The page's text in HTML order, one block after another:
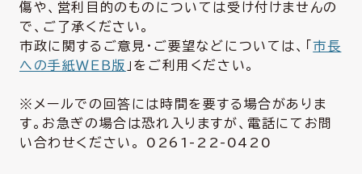
傷や、営利目的のものについては受け付けませんの
で、ご了承ください。
市政に関するご意見・ご要望などについては、「市長
への手紙ＷＥＢ版 」をご利用ください。
※メールでの回答には時間を要する場合がありま
す。お急ぎの場合は恐れ入りますが、電話にてお問
い合わせください。 0261-22-0420